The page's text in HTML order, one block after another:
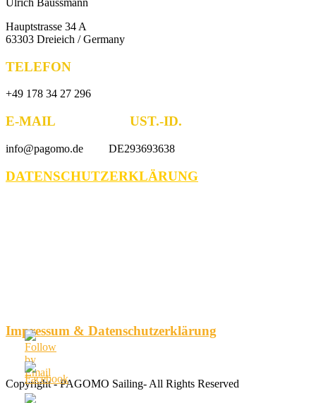
Ulrich Baussmann
Hauptstrasse 34 A
63303 Dreieich / Germany
TELEFON
+49 178 34 27 296
E-MAIL UST.-ID.
info@pagomo.de DE293693638
DATENSCHUTZERKLÄRUNG
Impressum & Datenschutzerklärung
Copyright - PAGOMO Sailing- All Rights Reserved